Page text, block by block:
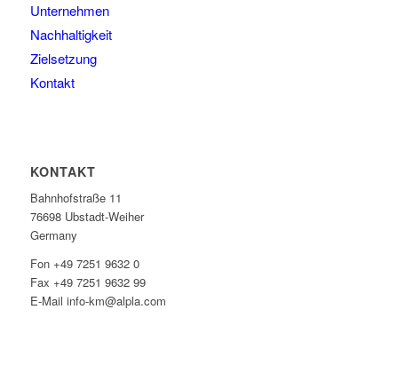
Unternehmen
Nachhaltigkeit
Zielsetzung
Kontakt
KONTAKT
Bahnhofstraße 11
76698 Ubstadt-Weiher
Germany
Fon +49 7251 9632 0
Fax +49 7251 9632 99
E-Mail info-km@alpla.com